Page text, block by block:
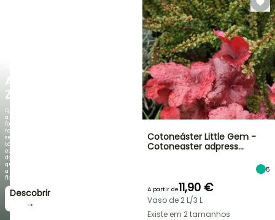
AGAPANTHUS
ZAMBEZI
Quando
a
folhagem
torna-
se
tão
espetacular
do
que
a
floração!
Descobrir
→
Cotoneáster Little Gem -
Cotoneaster adpress…
5
A partir de11,90 €
Vaso de 2 L/3 L
Existe em 2 tamanhos